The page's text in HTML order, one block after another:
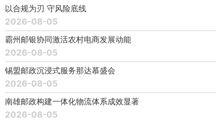
以合规为刃 守风险底线
2026-08-05
霸州邮银协同激活农村电商发展动能
2026-08-05
锡盟邮政沉浸式服务那达慕盛会
2026-08-05
南雄邮政构建一体化物流体系成效显著
2026-08-05